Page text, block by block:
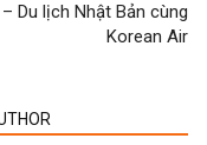
Du lịch Nhật Bản cùng
Korean Air